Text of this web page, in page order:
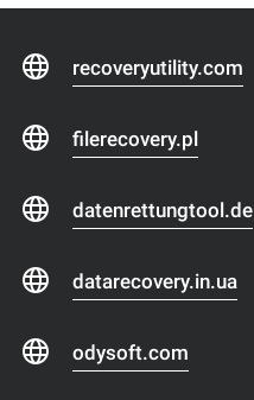
recoveryutility.com
filerecovery.pl
datenrettungtool.de
datarecovery.in.ua
odysoft.com